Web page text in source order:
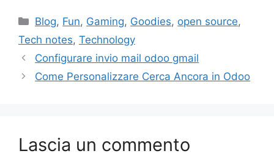
c
e
b
o
itt
er
ai
l
at
s
A
p
k
dI
n
er
st
p
Li
n
e
m
n
di
Categorie
Blog, Fun, Gaming, Goodies, open source,
Tech notes, Technology
Configurare invio mail odoo gmail
Come Personalizzare Cerca Ancora in Odoo
Lascia un commento